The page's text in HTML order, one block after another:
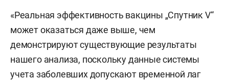
«Реальная эффективность вакцины „Спутник V“
может оказаться даже выше, чем
демонстрируют существующие результаты
нашего анализа, поскольку данные системы
учета заболевших допускают временной лаг